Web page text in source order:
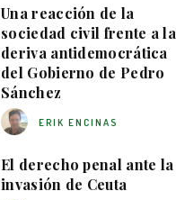
Una reacción de la
sociedad civil frente a la
deriva antidemocrática
del Gobierno de Pedro
Sánchez
ERIK ENCINAS
El derecho penal ante la
invasión de Ceuta